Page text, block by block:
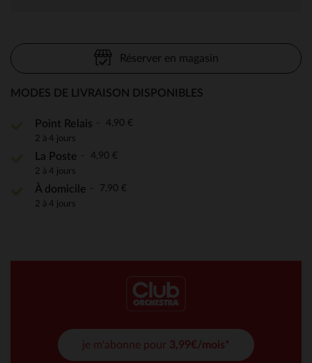
Réserver en magasin
MODES DE LIVRAISON DISPONIBLES
Point Relais 4,90 €
2 à 4 jours
La Poste 4,90 €
2 à 4 jours
À domicile 7,90 €
2 à 4 jours
je m'abonne pour 3,99€/mois*